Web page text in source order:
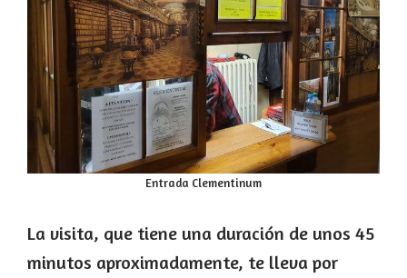
Entrada Clementinum
La visita, que tiene una duración de unos 45
minutos aproximadamente, te lleva por